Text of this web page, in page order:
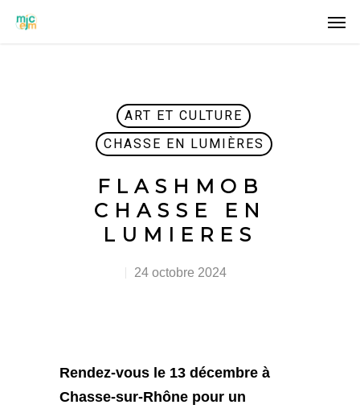
ART ET CULTURE
CHASSE EN LUMIÈRES
FLASHMOB
CHASSE EN
LUMIERES
24 octobre 2024
Rendez-vous le 13 décembre à
Chasse-sur-Rhône pour un